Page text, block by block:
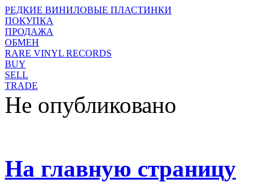
РЕДКИЕ ВИНИЛОВЫЕ ПЛАСТИНКИ
ПОКУПКА
ПРОДАЖА
ОБМЕН
RARE VINYL RECORDS
BUY
SELL
TRADE
Не опубликовано
На главную страницу